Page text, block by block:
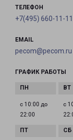
ТЕЛЕФОН
+7(495) 660-11-11
EMAIL
pecom@pecom.ru
ГРАФИК РАБОТЫ
с 10:00 до
22:00
с